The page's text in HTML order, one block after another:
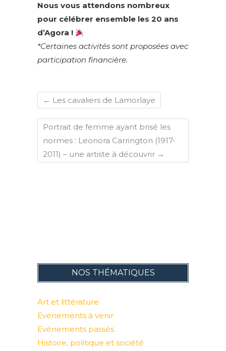
Nous vous attendons nombreux
pour célébrer ensemble les 20 ans
d’Agora !
*Certaines activités sont proposées avec
participation financière.
← Les cavaliers de Lamorlaye
Portrait de femme ayant brisé les
normes : Leonora Carrington (1917-
2011) – une artiste à découvrir →
NOS THÉMATIQUES
Art et littérature
Evénements à venir
Evénements passés
Histoire, politique et société